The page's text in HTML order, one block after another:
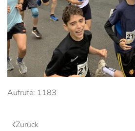
Aufrufe: 1183
Zurück